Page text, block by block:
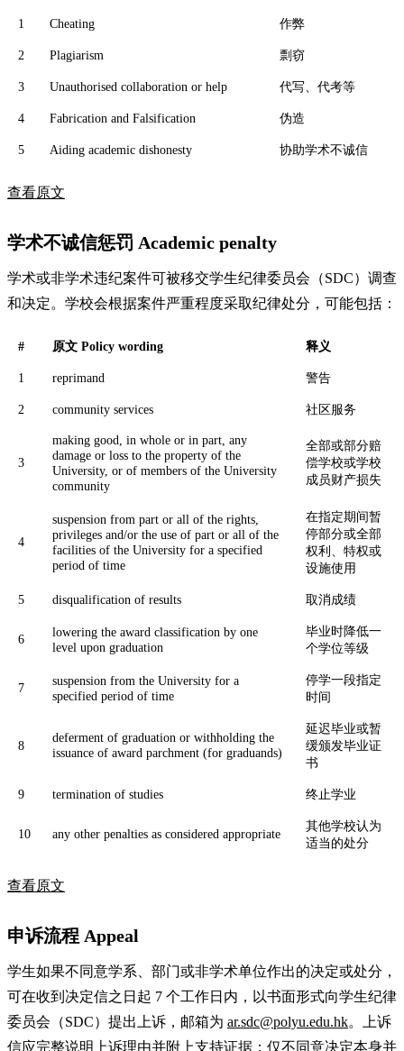
1 Cheating 作弊
2 Plagiarism 剽窃
3 Unauthorised collaboration or help 代写、代考等
4 Fabrication and Falsification 伪造
5 Aiding academic dishonesty 协助学术不诚信
查看原文
学术不诚信惩罚 Academic penalty
学术或非学术违纪案件可被移交学生纪律委员会（SDC）调查
和决定。学校会根据案件严重程度采取纪律处分，可能包括：
# 原文 Policy wording 释义
1 reprimand 警告
2 community services 社区服务
3
making good, in whole or in part, any
damage or loss to the property of the
University, or of members of the University
community
全部或部分赔
偿学校或学校
成员财产损失
4
suspension from part or all of the rights,
privileges and/or the use of part or all of the
facilities of the University for a specified
period of time
在指定期间暂
停部分或全部
权利、特权或
设施使用
5 disqualification of results 取消成绩
6
lowering the award classification by one
level upon graduation
毕业时降低一
个学位等级
7
suspension from the University for a
specified period of time
停学一段指定
时间
8
deferment of graduation or withholding the
issuance of award parchment (for graduands)
延迟毕业或暂
缓颁发毕业证
书
9 termination of studies 终止学业
10 any other penalties as considered appropriate
其他学校认为
适当的处分
查看原文
申诉流程 Appeal
学生如果不同意学系、部门或非学术单位作出的决定或处分，
可在收到决定信之日起 7 个工作日内，以书面形式向学生纪律
委员会（SDC）提出上诉，邮箱为 ar.sdc@polyu.edu.hk。上诉
信应完整说明上诉理由并附上支持证据；仅不同意决定本身并